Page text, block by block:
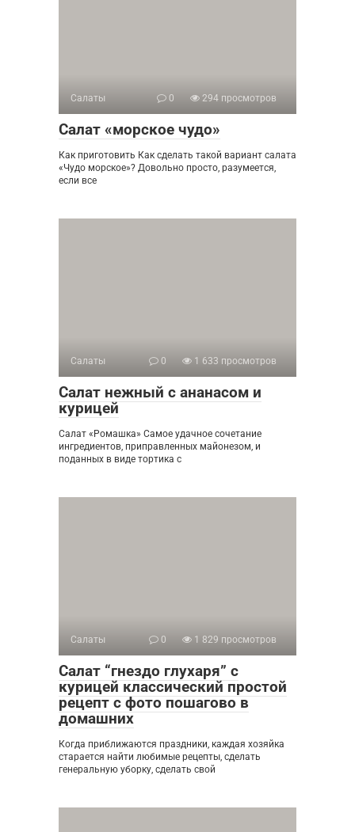
Салаты 0 294 просмотров
Салат «морское чудо»
Как приготовить Как сделать такой вариант салата
«Чудо морское»? Довольно просто, разумеется,
если все
Салаты 0 1 633 просмотров
Салат нежный с ананасом и
курицей
Салат «Ромашка» Самое удачное сочетание
ингредиентов, приправленных майонезом, и
поданных в виде тортика с
Салаты 0 1 829 просмотров
Салат “гнездо глухаря” с
курицей классический простой
рецепт с фото пошагово в
домашних
Когда приближаются праздники, каждая хозяйка
старается найти любимые рецепты, сделать
генеральную уборку, сделать свой